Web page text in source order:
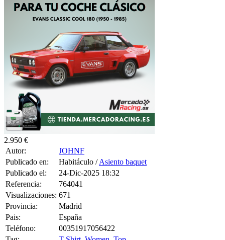
2.950 €
Autor:
Publicado en:
Habitáculo /
Publicado el:
24-Dic-2025 18:32
Referencia:
764041
Visualizaciones:
671
Provincia:
Madrid
Pais:
España
Teléfono:
00351917056422
Tag:
T-Shirt,Women,Top